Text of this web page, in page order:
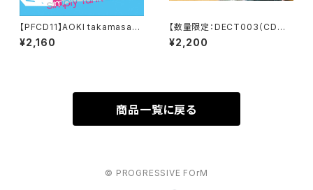
【PFCD11】AOKI takamasa『s
imply funk』
¥2,160
【数量限定：DECT003（CD品
番 PFCD30）】Fugenn & The
WHIte Eleohants "Prays" C
¥2,200
商品一覧に戻る
© PROGRESSIVE FOrM